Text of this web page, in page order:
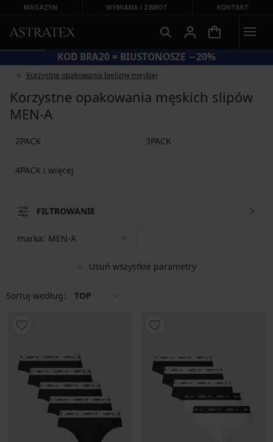
MAGAZYN WYMIANA I ZWROT KONTAKT
KOD BRA20 = BIUSTONOSZE −20%
Korzystne opakowania bielizny męskiej
Korzystne opakowania męskich slipów
MEN-A
2PACK 3PACK
4PACK i więcej
FILTROWANIE
Usuń wszystkie parametry
marka: MEN-A
Sortuj według: TOP